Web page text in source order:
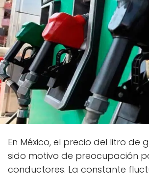
En México, el precio del litro de
sido motivo de preocupación
conductores. La constante